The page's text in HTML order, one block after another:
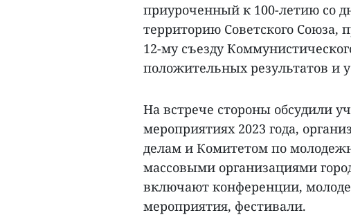
приуроченный к 100-летию со
территорию Советского Союза,
12-му съезду
положительных результатов и
На встрече стороны обсудили
мероприятиях 2023 года,
делам и Комитетом по
массовыми организациями
включают конференции,
мероприятия, фестивали.